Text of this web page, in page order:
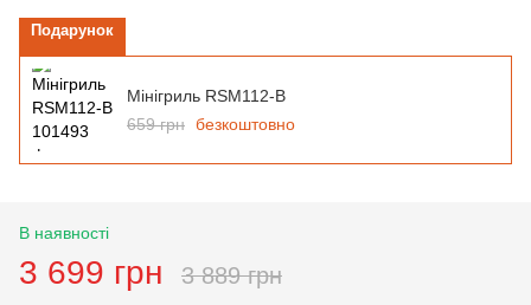
Подарунок
Мінігриль RSM112-B
659 грн безкоштовно
В наявності
3 699 грн 3 889 грн